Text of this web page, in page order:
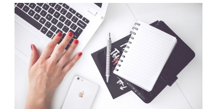
View
Larger